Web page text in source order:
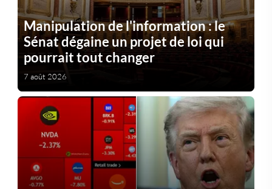
Manipulation de l'information : le
Sénat dégaine un projet de loi qui
pourrait tout changer
7 août 2026